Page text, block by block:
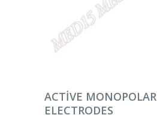
DEVAMINI OKU
ACTIVE MONOPOLAR
ELECTRODES